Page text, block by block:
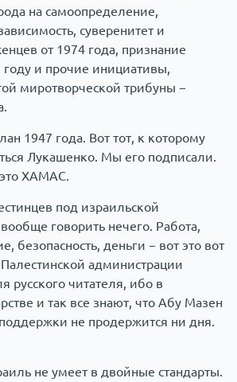
на самоопределение,
суверенитет и
от 1974 года, признание
и прочие инициативы,
миротворческой трибуны −
1947 года. Вот тот, к которому
Лукашенко. Мы его подписали.
ХАМАС.
под израильской
говорить нечего. Работа,
безопасность, деньги − вот это вот
администрации
русского читателя, ибо в
и так все знают, что Абу Мазен
не продержится ни дня.
не умеет в двойные стандарты.